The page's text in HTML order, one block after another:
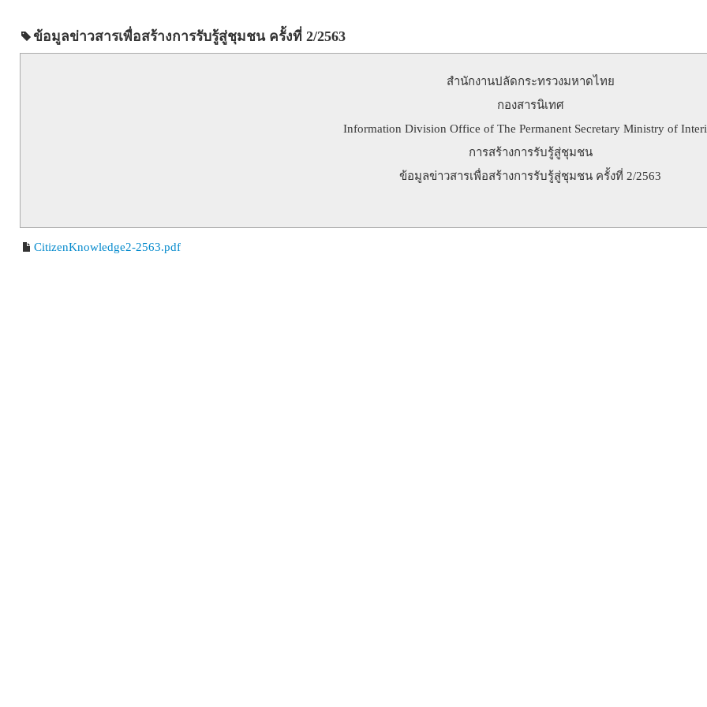
ข้อมูลข่าวสารเพื่อสร้างการรับรู้สู่ชุมชน ครั้งที่ 2/2563
สำนักงานปลัดกระทรวงมหาดไทย
กองสารนิเทศ
Information Division Office of The Permanent Secretary Ministry of
การสร้างการรับรู้สู่ชุมชน
ข้อมูลข่าวสารเพื่อสร้างการรับรู้สู่ชุมชน ครั้งที่ 2/2563
CitizenKnowledge2-2563.pdf